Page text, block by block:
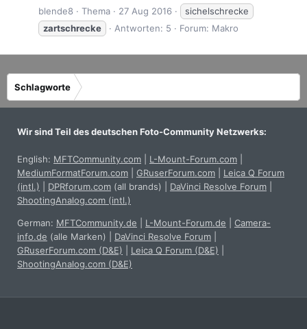
blende8 Thema 27 Aug 2016
sichelschrecke
zartschrecke
Antworten: 5 Forum: Makro
Schlagworte
Wir sind Teil des deutschen Foto-Community Netzwerks:
English: MFTCommunity.com L-Mount-Forum.com
MediumFormatForum.com
GRuserForum.com
Leica Q Forum
(intl.)
DPRforum.com (all brands) DaVinci Resolve Forum
ShootingAnalog.com (intl.)
German: MFTCommunity.de L-Mount-Forum.de
Camera-
info.de (alle Marken) DaVinci Resolve Forum
GRuserForum.com (D&E)
Leica Q Forum (D&E)
ShootingAnalog.com (D&E)